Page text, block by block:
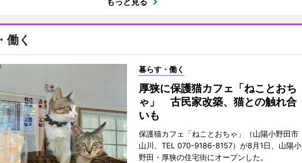
働く
暮らす・働く
厚狭に保護猫カフェ「ねことおち
ゃ」 古民家改築、猫との触れ合
いも
保護猫カフェ「ねことおちゃ」（山陽小野田市
山川、TEL 070-9186-8157）が8月1日、山陽小
野田・厚狭の住宅街にオープンした。